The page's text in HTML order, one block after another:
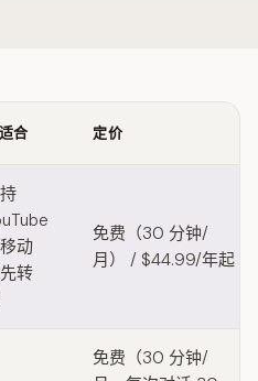
合 定价
动
转
免费（30 分钟/
月） / $44.99/年起
免费（30 分钟/